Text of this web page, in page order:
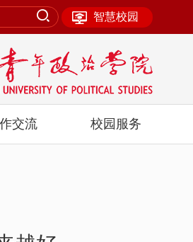
智慧校园
交流 校园服务